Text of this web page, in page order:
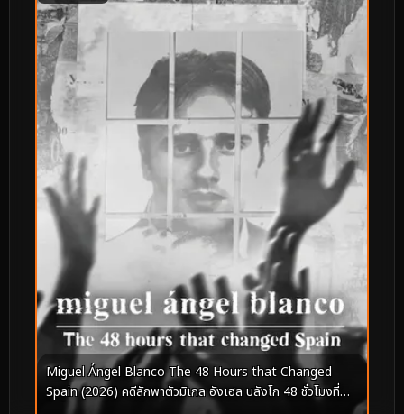
Miguel Ángel Blanco The 48 Hours that Changed
Spain (2026) คดีลักพาตัวมิเกล อังเฮล บลังโก 48 ชั่วโมงที่